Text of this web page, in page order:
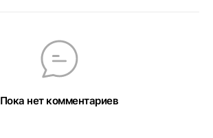
Пока нет комментариев